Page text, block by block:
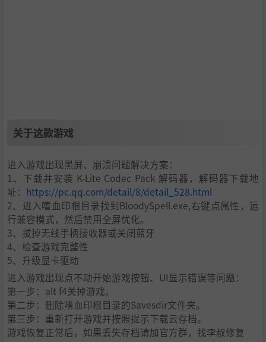
关于这款游戏
进入游戏出现黑屏、崩溃问题解决方案：
1、下载并安装 K-Lite Codec Pack 解码器，解码器下载地
址： https://pc.qq.com/detail/8/detail_528.html
2、进入嗜血印根目录找到BloodySpell.exe,右键点属性，运
行兼容模式，然后禁用全屏优化。
3、拔掉无线手柄接收器或关闭蓝牙
4、检查游戏完整性
5、升级显卡驱动
进入游戏出现点不动开始游戏按钮、UI显示错误等问题：
第一步：alt f4关掉游戏。
第二步：删除嗜血印根目录的Savesdir文件夹。
第三步：重新打开游戏并按照提示下载云存档。
游戏恢复正常后，如果丢失存档请加官方群，找李叔修复